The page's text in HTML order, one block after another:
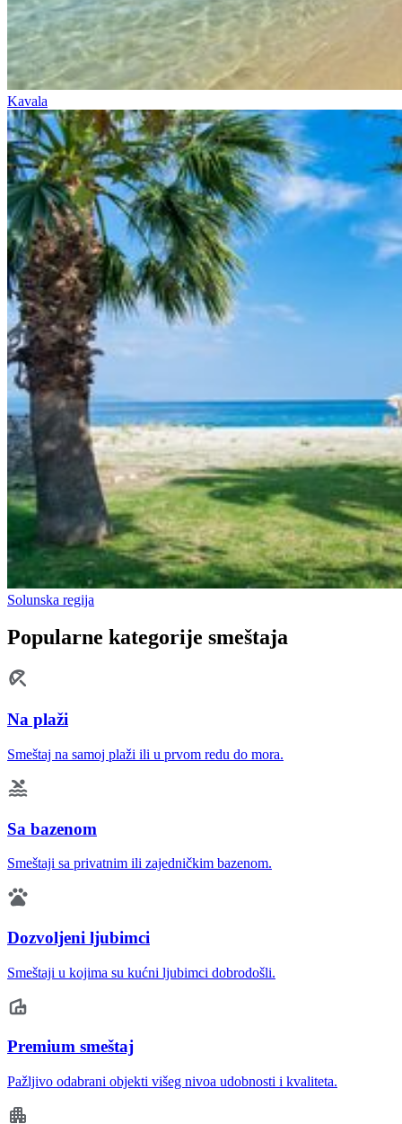
Kavala
Solunska regija
Popularne kategorije smeštaja
Na plaži
Smeštaj na samoj plaži ili u prvom redu do mora.
Sa bazenom
Smeštaji sa privatnim ili zajedničkim bazenom.
Dozvoljeni ljubimci
Smeštaji u kojima su kućni ljubimci dobrodošli.
Premium smeštaj
Pažljivo odabrani objekti višeg nivoa udobnosti i kvaliteta.